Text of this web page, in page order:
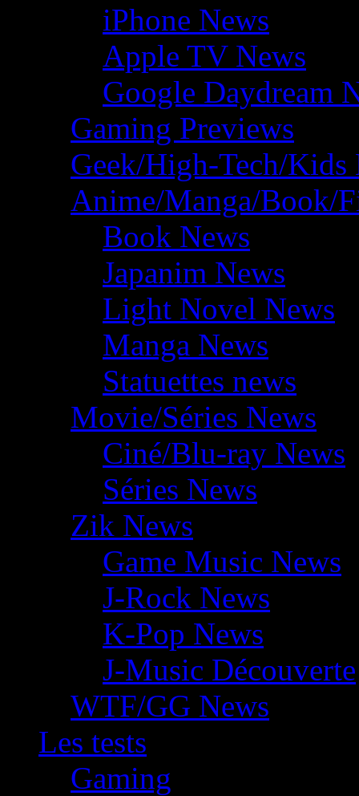
iPhone News
Apple TV News
Google Daydream
Gaming Previews
Geek/High-Tech/Kids
Anime/Manga/Book/
Book News
Japanim News
Light Novel News
Manga News
Statuettes news
Movie/Séries News
Ciné/Blu-ray News
Séries News
Zik News
Game Music News
J-Rock News
K-Pop News
J-Music Découverte
WTF/GG News
Les tests
Gaming